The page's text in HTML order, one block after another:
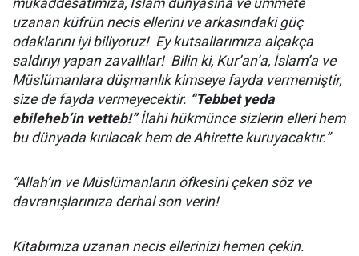
mukaddesatımıza, İslam dünyasına ve ümmete
uzanan küfrün necis ellerini ve arkasındaki güç
odaklarını iyi biliyoruz! Ey kutsallarımıza alçakça
saldırıyı yapan zavallılar! Bilin ki, Kur’an’a, İslam’a ve
Müslümanlara düşmanlık kimseye fayda vermemiştir,
size de fayda vermeyecektir. “Tebbet yeda
ebileheb’in vetteb!”İlahi hükmünce sizlerin elleri hem
bu dünyada kırılacak hem de Ahirette kuruyacaktır.”
“Allah’ın ve Müslümanların öfkesini çeken söz ve
davranışlarınıza derhal son verin!
Kitabımıza uzanan necis ellerinizi hemen çekin.